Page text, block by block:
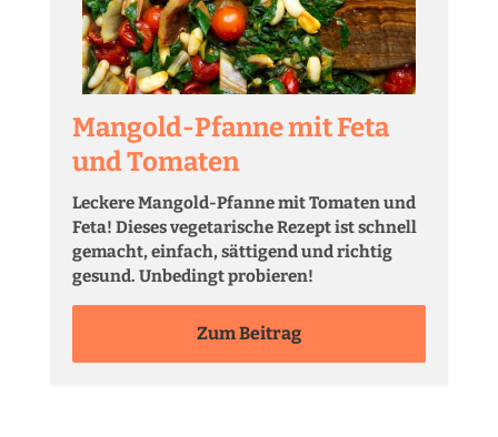
Mangold-Pfanne mit Feta
und Tomaten
Leckere Mangold-Pfanne mit Tomaten und
Feta! Dieses vegetarische Rezept ist schnell
gemacht, einfach, sättigend und richtig
gesund. Unbedingt probieren!
Zum Beitrag